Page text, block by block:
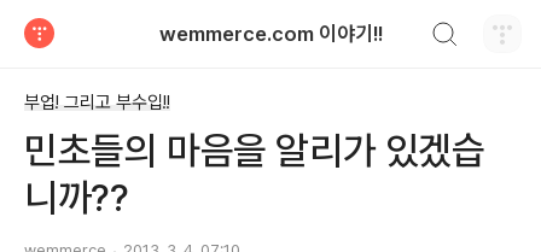
wemmerce.com 이야기!!
부업! 그리고 부수입!!
민초들의 마음을 알리가 있겠습
니까??